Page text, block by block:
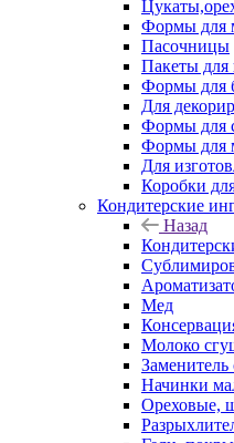
Формы для
Пасочницы
Пакеты для
Формы для
Для
Формы для
Формы для
Для
Коробки
Кондитерские
Назад
Мед
Молоко
Заменитель
Начинки
Ореховые,